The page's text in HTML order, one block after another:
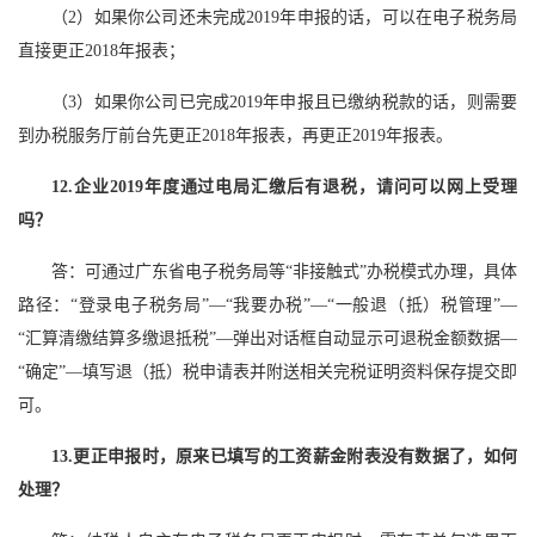
（2）如果你公司还未完成2019年申报的话，可以在电子税务局
直接更正2018年报表；
（3）如果你公司已完成2019年申报且已缴纳税款的话，则需要
到办税服务厅前台先更正2018年报表，再更正2019年报表。
12.企业2019年度通过电局汇缴后有退税，请问可以网上受理
吗？
答：可通过广东省电子税务局等“非接触式”办税模式办理，具体
路径：“登录电子税务局”—“我要办税”—“一般退（抵）税管理”—
“汇算清缴结算多缴退抵税”—弹出对话框自动显示可退税金额数据—
“确定”—填写退（抵）税申请表并附送相关完税证明资料保存提交即
可。
13.更正申报时，原来已填写的工资薪金附表没有数据了，如何
处理？